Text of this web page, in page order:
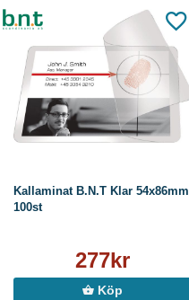
Kallaminat B.N.T Klar 54x86mm
100st
277kr
Köp